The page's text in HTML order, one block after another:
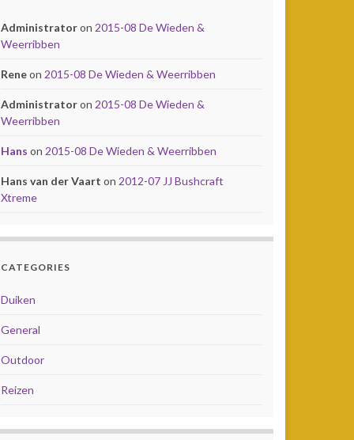
Administratoron 2015-08 De Wieden &
Weerribben
Reneon 2015-08 De Wieden & Weerribben
Administratoron 2015-08 De Wieden &
Weerribben
Hans on 2015-08 De Wieden & Weerribben
Hans van der Vaart on 2012-07 JJ Bushcraft
Xtreme
CATEGORIES
Duiken
General
Outdoor
Reizen